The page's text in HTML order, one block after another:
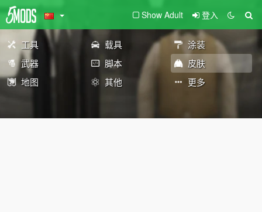
Show Adult 登入
工具 载具
涂装
武器
脚本
皮肤
地图
其他 更多